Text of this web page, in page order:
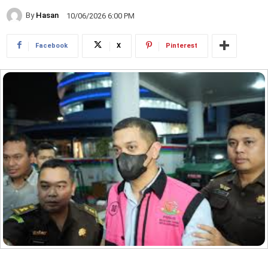
By Hasan 10/06/2026 6:00 PM
Facebook X Pinterest